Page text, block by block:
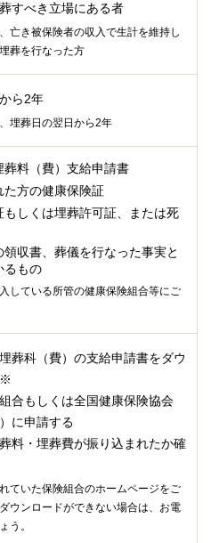
すべき立場にある者
亡き被保険者の収入で生計を維持し
葬を行なった方
ら2年
埋葬日の翌日から2年
葬料（費）支給申請書
た方の健康保険証
もしくは埋葬許可証、または死
領収書、葬儀を行なった事実と
るもの
している所管の健康保険組合等にご
葬科（費）の支給申請書をダウ
※
合もしくは全国健康保険協会
に申請する
料・埋葬費が振り込まれたか確
ていた保険組合のホームページをご
ウンロードができない場合は、お電
う。